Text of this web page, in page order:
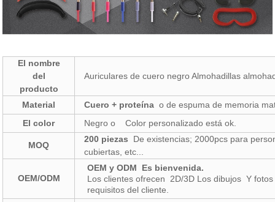
El nombre
del
producto
Auriculares de cuero negro Almohadillas
Material Cuero + proteínao de espuma de memoria
El color
Negro o Color personalizado está ok.
MOQ
200 piezas De existencias; 2000pcs para
cubiertas, etc...
OEM/ODM
OEM y ODM Es bienvenida.
Los clientes ofrecen 2D/3D Los dibujos Y
requisitos del cliente.